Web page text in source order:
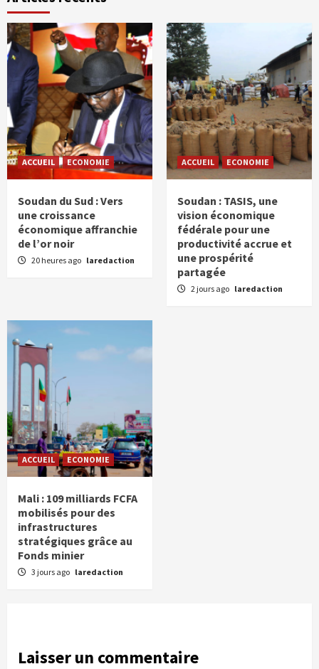
ACCUEIL ECONOMIE
Soudan du Sud : Vers
une croissance
économique affranchie
de l’or noir
20 heures ago laredaction
ACCUEIL ECONOMIE
Soudan : TASIS, une
vision économique
fédérale pour une
productivité accrue et
une prospérité
partagée
2 jours ago laredaction
ACCUEIL ECONOMIE
Mali : 109 milliards FCFA
mobilisés pour des
infrastructures
stratégiques grâce au
Fonds minier
3 jours ago laredaction
Laisser un commentaire